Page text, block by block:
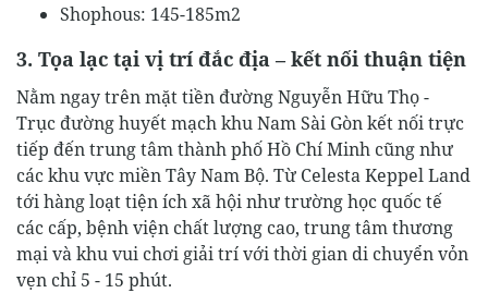
Shophous: 145-185m2
3. Tọa lạc tại vị trí đắc địa – kết nối thuận tiện
Nằm ngay trên mặt tiền đường Nguyễn Hữu Thọ -
Trục đường huyết mạch khu Nam Sài Gòn kết nối trực
tiếp đến trung tâm thành phố Hồ Chí Minh cũng như
các khu vực miền Tây Nam Bộ. Từ Celesta Keppel Land
tới hàng loạt tiện ích xã hội như trường học quốc tế
các cấp, bệnh viện chất lượng cao, trung tâm thương
mại và khu vui chơi giải trí với thời gian di chuyển vỏn
vẹn chỉ 5 - 15 phút.